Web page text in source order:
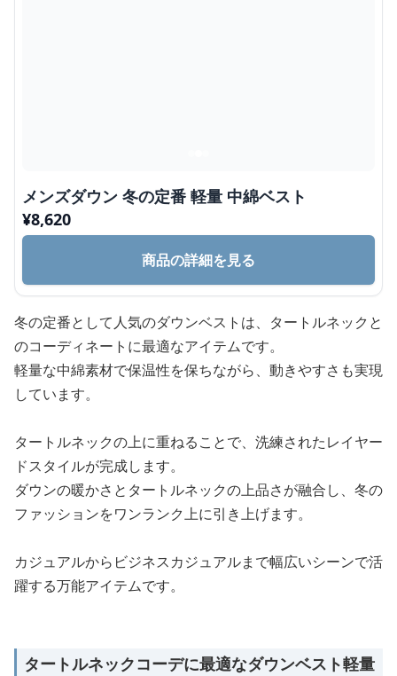
メンズダウン 冬の定番 軽量 中綿ベスト
¥8,620
商品の詳細を見る
冬の定番として人気のダウンベストは、タートルネックと
のコーディネートに最適なアイテムです。
軽量な中綿素材で保温性を保ちながら、動きやすさも実現
しています。
タートルネックの上に重ねることで、洗練されたレイヤー
ドスタイルが完成します。
ダウンの暖かさとタートルネックの上品さが融合し、冬の
ファッションをワンランク上に引き上げます。
カジュアルからビジネスカジュアルまで幅広いシーンで活
躍する万能アイテムです。
タートルネックコーデに最適なダウンベスト軽量